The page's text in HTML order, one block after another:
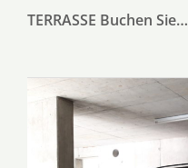
TERRASSE Buchen Sie…